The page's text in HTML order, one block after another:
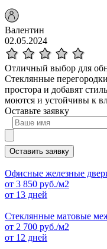
Валентин
02.05.2024
Отличный выбор для
Стеклянные
простора и добавят
моются и устойчивы к
Оставьте заявку
Оставить заявку
Офисные железные
от 3 850 руб./м2
от 13 дней
Стеклянные матовые
от 2 700 руб./м2
от 12 дней